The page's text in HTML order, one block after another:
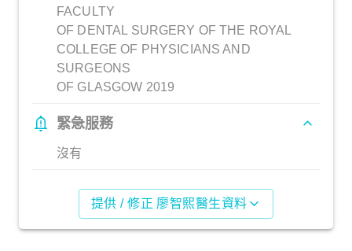
FACULTY
OF DENTAL SURGERY OF THE ROYAL
COLLEGE OF PHYSICIANS AND
SURGEONS
OF GLASGOW 2019
緊急服務
沒有
提供 / 修正 廖智熙醫生資料